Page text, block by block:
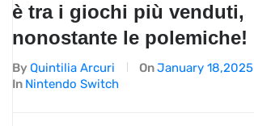
è tra i giochi più venduti,
nonostante le polemiche!
By Quintilia Arcuri OnJanuary 18,2025
In Nintendo Switch